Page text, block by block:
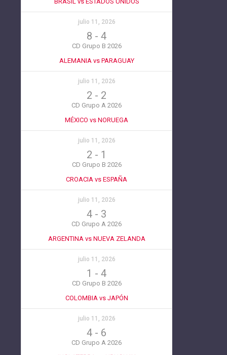
julio 11, 2026
8 - 4
CD Grupo B 2026
ALEMANIA vs PARAGUAY
julio 11, 2026
2 - 2
CD Grupo A 2026
MÉXICO vs NORUEGA
julio 11, 2026
2 - 1
CD Grupo B 2026
CROACIA vs ESPAÑA
julio 11, 2026
4 - 3
CD Grupo A 2026
ARGENTINA vs NUEVA ZELANDA
julio 11, 2026
1 - 4
CD Grupo B 2026
COLOMBIA vs JAPÓN
julio 11, 2026
4 - 6
CD Grupo A 2026